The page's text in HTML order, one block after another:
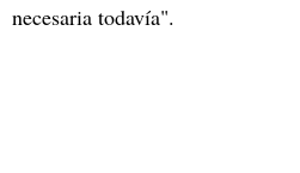
necesaria todavía".